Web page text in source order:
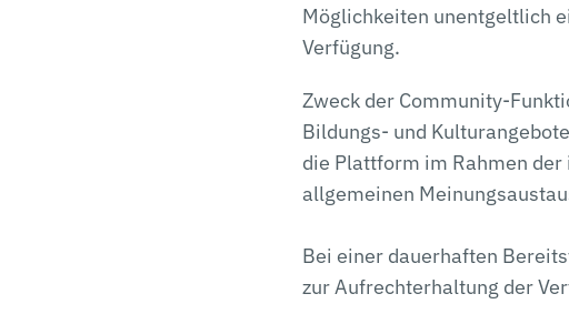
Möglichkeiten unentgeltlich
Verfügung.
Zweck der Community-
Bildungs- und
die Plattform im Rahmen
allgemeinen
Bei einer dauerhaften
zur Aufrechterhaltung der